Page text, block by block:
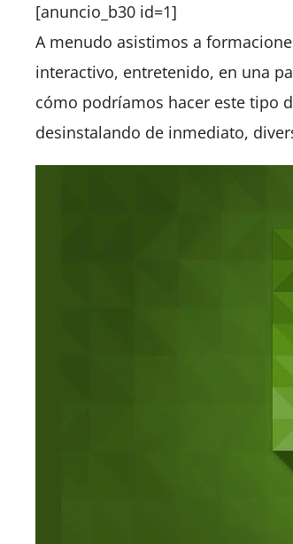
[anuncio_b30 id=1]
A menudo asistimos a
interactivo, entretenido, en una
cómo podríamos hacer este tipo
desinstalando de inmediato,